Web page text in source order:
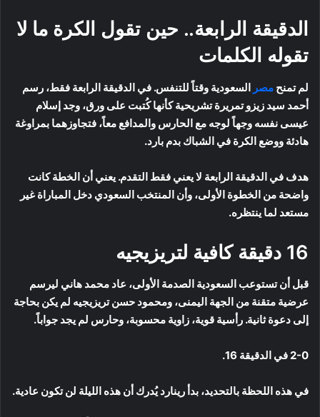
الدقيقة الرابعة.. حين تقول الكرة ما لا
تقوله الكلمات
لم تمنح مصر السعودية وقتاً للتنفس. في الدقيقة الرابعة فقط، رسم
أحمد سيد زيزو تمريرة تشريحية كأنها كُتبت على ورق، وجد إسلام
عيسى نفسه وجهاً لوجه مع الحارس والمدافع معاً، فتجاوزهما بمراوغة
هادئة ووضع الكرة في الشباك بدم بارد.
هدف في الدقيقة الرابعة لا يعني فقط التقدم. يعني أن الخطة كانت
واضحة من الخطوة الأولى، وأن المنتخب السعودي دخل المباراة غير
مستعد لما ينتظره.
16 دقيقة كافية لتريزيجيه
قبل أن تستوعب السعودية الصدمة الأولى، عاد محمد هاني ليرسم
عرضية متقنة من الجهة اليمنى، ومحمود حسن تريزيجيه لم يكن بحاجة
إلى دعوة ثانية. رأسية قوية، زاوية محسوبة، وحارس لم يجد جواباً.
2-0 في الدقيقة 16.
في هذه اللحظة بالتحديد، بدأ رينارد يُدرك أن هذه الليلة لن تكون عادية.